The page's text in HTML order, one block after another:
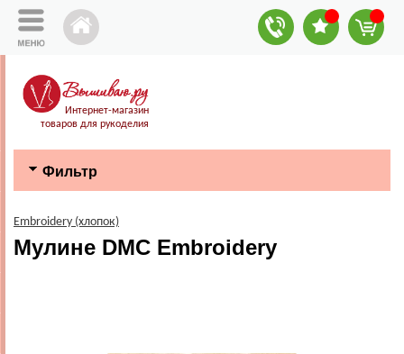
Интернет-магазин
товаров для рукоделия
Фильтр
Embroidery (хлопок)
Мулине DMC Embroidery